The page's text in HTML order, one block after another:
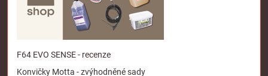
F64 EVO SENSE - recenze
Konvičky Motta - zvýhodněné sady